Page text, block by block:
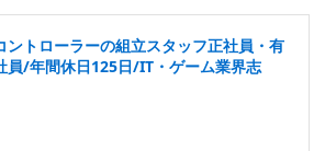
ントローラーの組立スタッフ正社員・有
員/年間休日125日/IT・ゲーム業界志